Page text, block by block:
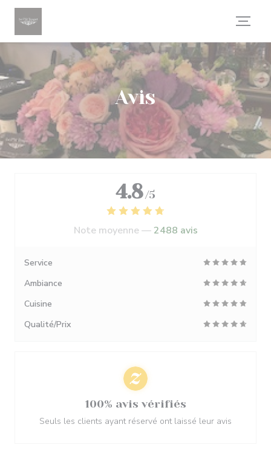
Personnalisation de vos choix en matière de cookies
Avis
4.8 /5
Note moyenne —2488 avis
Service
Ambiance
Cuisine
Qualité/Prix
100% avis vérifiés
Seuls les clients ayant réservé ont laissé leur avis